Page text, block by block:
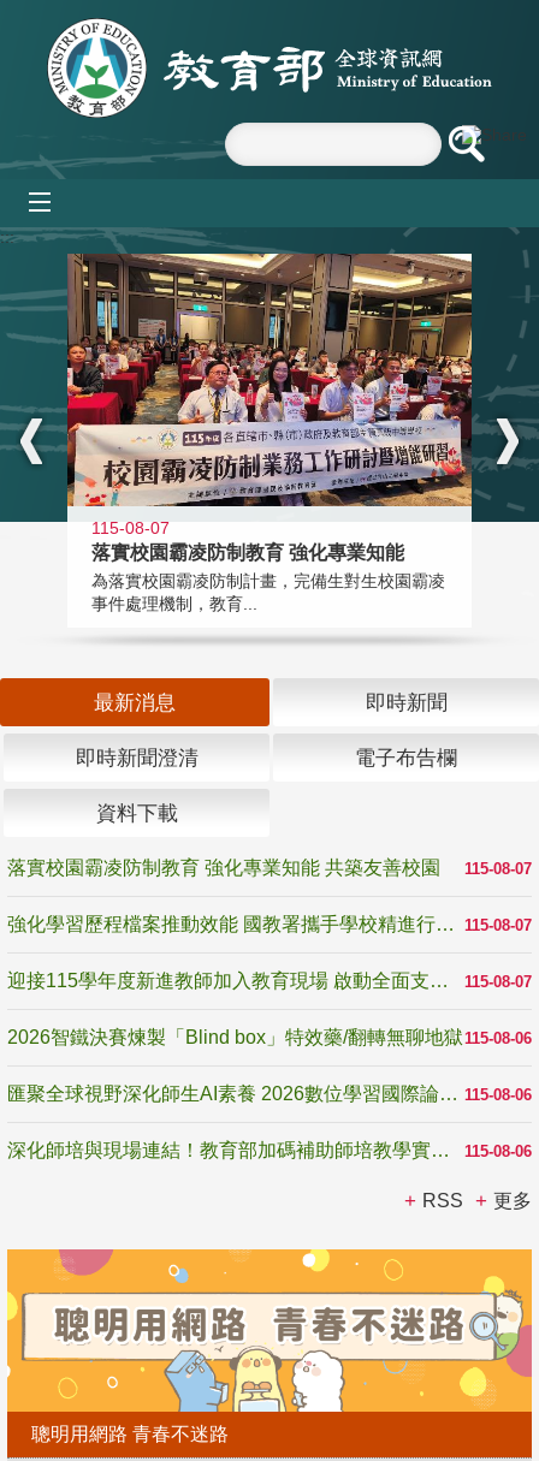
跳到主要內容區塊
:::
115-08-07
落實校園霸凌防制教育 強化專業知能
為落實校園霸凌防制計畫，完備生對生校園霸凌
事件處理機制，教育...
最新消息 即時新聞
即時新聞澄清 電子布告欄
資料下載
115-08-07
落實校園霸凌防制教育 強化專業知能 共築友善校園
115-08-07
強化學習歷程檔案推動效能 國教署攜手學校精進行政與教學支持
115-08-07
迎接115學年度新進教師加入教育現場 啟動全面支持陪伴
115-08-06
2026智鐵決賽煉製「Blind box」特效藥/翻轉無聊地獄
115-08-06
匯聚全球視野深化師生AI素養 2026數位學習國際論壇高雄登場
115-08-06
深化師培與現場連結！教育部加碼補助師培教學實踐研究 10月師培國際研討會交流教學實踐經驗
RSS 更多
聰明用網路 青春不迷路